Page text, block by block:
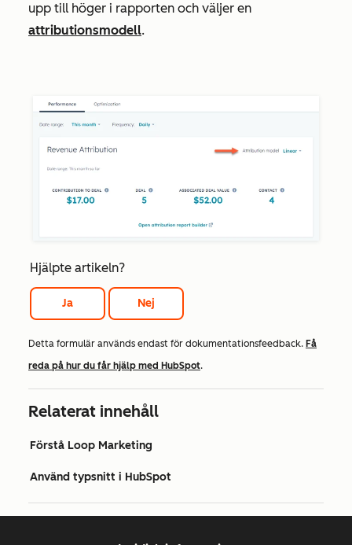
upp till höger i rapporten och väljer en
attributionsmodell.
Hjälpte artikeln?
Ja Nej
Detta formulär används endast för dokumentationsfeedback. Få
reda på hur du får hjälp med HubSpot.
Relaterat innehåll
Förstå Loop Marketing
Använd typsnitt i HubSpot